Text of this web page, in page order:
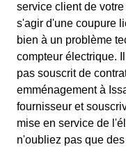
service client de
s'agir d'une coupure
bien à un problème
compteur électrique.
pas souscrit de
emménagement à
fournisseur et
mise en service de
n'oubliez pas que